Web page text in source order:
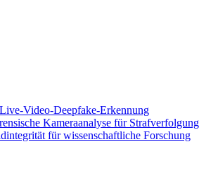
Video-Deepfake-Erkennung
Kameraanalyse für
für wissenschaftliche Forschung